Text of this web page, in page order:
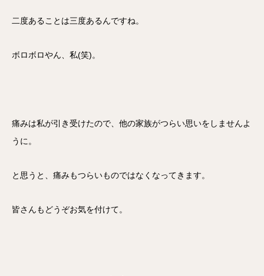
二度あることは三度あるんですね。
ボロボロやん、私(笑)。
痛みは私が引き受けたので、他の家族がつらい思いをしませんよ
うに。
と思うと、痛みもつらいものではなくなってきます。
皆さんもどうぞお気を付けて。